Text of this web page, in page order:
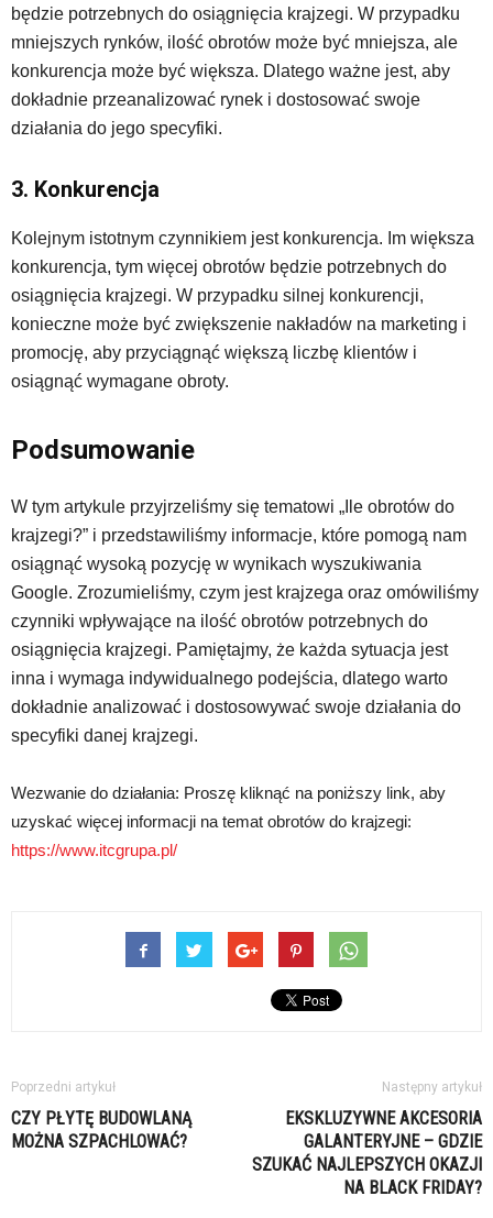
będzie potrzebnych do osiągnięcia krajzegi. W przypadku
mniejszych rynków, ilość obrotów może być mniejsza, ale
konkurencja może być większa. Dlatego ważne jest, aby
dokładnie przeanalizować rynek i dostosować swoje
działania do jego specyfiki.
3. Konkurencja
Kolejnym istotnym czynnikiem jest konkurencja. Im większa
konkurencja, tym więcej obrotów będzie potrzebnych do
osiągnięcia krajzegi. W przypadku silnej konkurencji,
konieczne może być zwiększenie nakładów na marketing i
promocję, aby przyciągnąć większą liczbę klientów i
osiągnąć wymagane obroty.
Podsumowanie
W tym artykule przyjrzeliśmy się tematowi „Ile obrotów do
krajzegi?” i przedstawiliśmy informacje, które pomogą nam
osiągnąć wysoką pozycję w wynikach wyszukiwania
Google. Zrozumieliśmy, czym jest krajzega oraz omówiliśmy
czynniki wpływające na ilość obrotów potrzebnych do
osiągnięcia krajzegi. Pamiętajmy, że każda sytuacja jest
inna i wymaga indywidualnego podejścia, dlatego warto
dokładnie analizować i dostosowywać swoje działania do
specyfiki danej krajzegi.
Wezwanie do działania: Proszę kliknąć na poniższy link, aby
uzyskać więcej informacji na temat obrotów do krajzegi:
https://www.itcgrupa.pl/
Poprzedni artykuł
CZY PŁYTĘ BUDOWLANĄ
MOŻNA SZPACHLOWAĆ?
Następny artykuł
EKSKLUZYWNE AKCESORIA
GALANTERYJNE – GDZIE
SZUKAĆ NAJLEPSZYCH OKAZJI
NA BLACK FRIDAY?